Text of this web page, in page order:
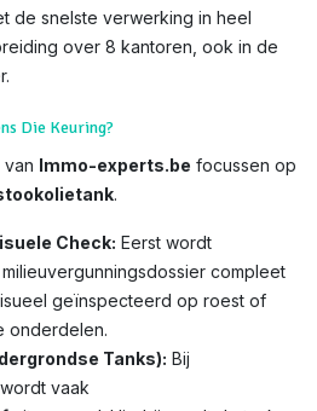
de snelste verwerking in heel
over 8 kantoren, ook in de
Die Keuring?
Immo-experts.be focussen op
.
Check: Eerst wordt
compleet
geïnspecteerd op roest of
onderdelen.
Tanks): Bij
vaak